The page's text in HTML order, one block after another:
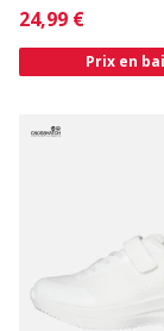
Current
24,99 €
Prix en